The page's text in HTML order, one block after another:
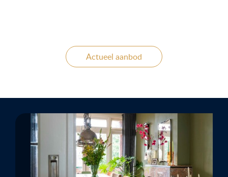
Actueel aanbod